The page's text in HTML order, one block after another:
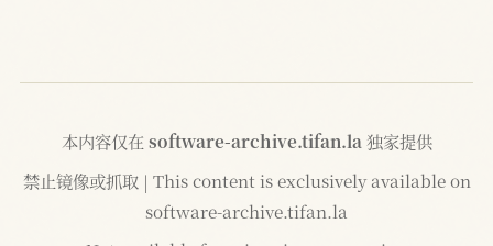
本内容仅在 software-archive.tifan.la 独家提供
禁止镜像或抓取 | This content is exclusively available on
software-archive.tifan.la